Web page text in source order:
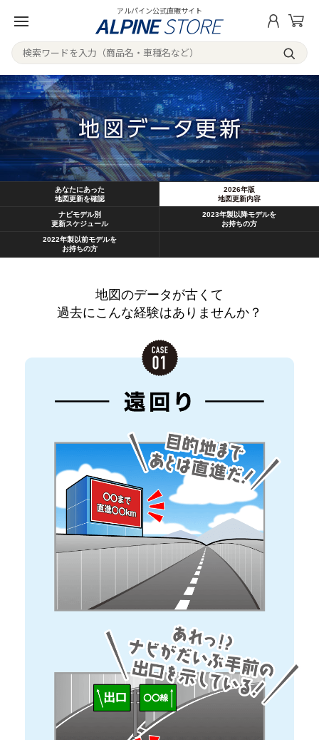
アルパイン公式直販サイト
あなたにあった
地図更新を確認
2026年版
地図更新内容
ナビモデル別
更新スケジュール
2023年製以降モデルを
お持ちの方
2022年製以前モデルを
お持ちの方
地図のデータが古くて
過去にこんな経験はありませんか？